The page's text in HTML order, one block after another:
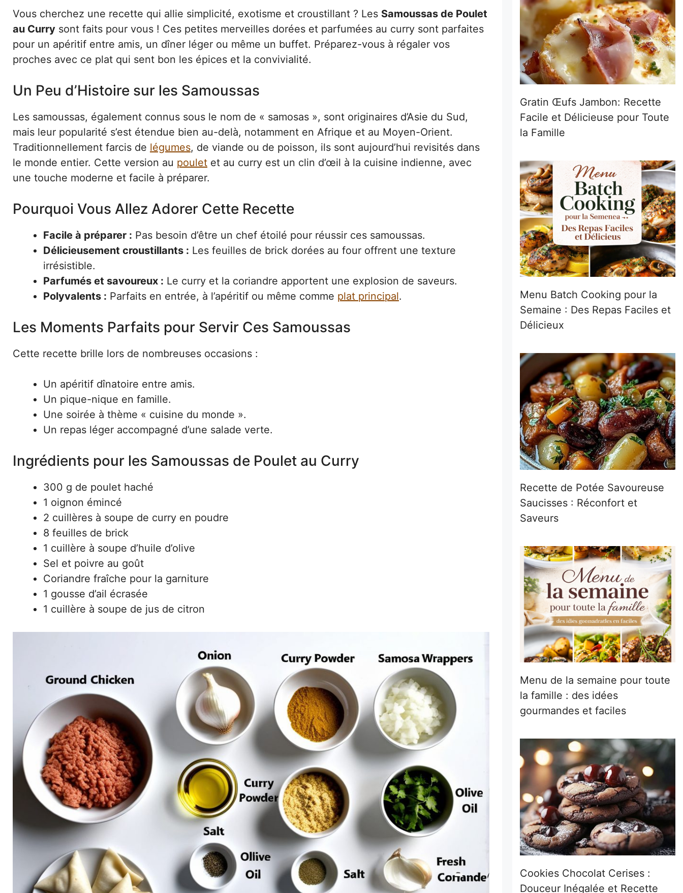
Vous cherchez une recette qui allie simplicité, exotisme et croustillant ? Les Samoussas de Poulet
au Curry sont faits pour vous ! Ces petites merveilles dorées et parfumées au curry sont parfaites
pour un apéritif entre amis, un dîner léger ou même un buffet. Préparez-vous à régaler vos
proches avec ce plat qui sent bon les épices et la convivialité.
Un Peu d’Histoire sur les Samoussas
Les samoussas, également connus sous le nom de « samosas », sont originaires d’Asie du Sud,
mais leur popularité s’est étendue bien au-delà, notamment en Afrique et au Moyen-Orient.
Traditionnellement farcis de légumes, de viande ou de poisson, ils sont aujourd’hui revisités dans
le monde entier. Cette version au poulet et au curry est un clin d’œil à la cuisine indienne, avec
une touche moderne et facile à préparer.
Pourquoi Vous Allez Adorer Cette Recette
Facile à préparer : Pas besoin d’être un chef étoilé pour réussir ces samoussas.
Délicieusement croustillants : Les feuilles de brick dorées au four offrent une texture
irrésistible.
Parfumés et savoureux : Le curry et la coriandre apportent une explosion de saveurs.
Polyvalents : Parfaits en entrée, à l’apéritif ou même comme plat principal.
Les Moments Parfaits pour Servir Ces Samoussas
Cette recette brille lors de nombreuses occasions :
Un apéritif dînatoire entre amis.
Un pique-nique en famille.
Une soirée à thème « cuisine du monde ».
Un repas léger accompagné d’une salade verte.
Ingrédients pour les Samoussas de Poulet au Curry
300 g de poulet haché
1 oignon émincé
2 cuillères à soupe de curry en poudre
8 feuilles de brick
1 cuillère à soupe d’huile d’olive
Sel et poivre au goût
Coriandre fraîche pour la garniture
1 gousse d’ail écrasée
1 cuillère à soupe de jus de citron
Gratin Œufs Jambon: Recette
Facile et Délicieuse pour Toute
la Famille
Menu Batch Cooking pour la
Semaine : Des Repas Faciles et
Délicieux
Recette de Potée Savoureuse
Saucisses : Réconfort et
Saveurs
Menu de la semaine pour toute
la famille : des idées
gourmandes et faciles
Cookies Chocolat Cerises :
Douceur Inégalée et Recette